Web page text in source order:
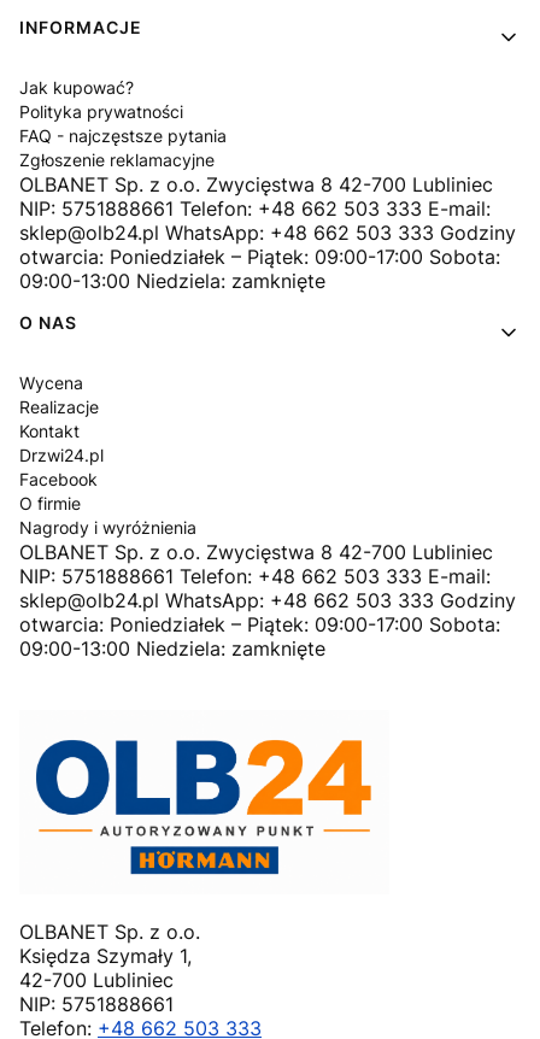
INFORMACJE
Jak kupować?
Polityka prywatności
FAQ - najczęstsze pytania
Zgłoszenie reklamacyjne
OLBANET Sp. z o.o. Zwycięstwa 8 42-700 Lubliniec
NIP: 5751888661 Telefon: +48 662 503 333 E-mail:
sklep@olb24.pl WhatsApp: +48 662 503 333 Godziny
otwarcia: Poniedziałek – Piątek: 09:00-17:00 Sobota:
09:00-13:00 Niedziela: zamknięte
O NAS
Wycena
Realizacje
Kontakt
Drzwi24.pl
Facebook
O firmie
Nagrody i wyróżnienia
OLBANET Sp. z o.o. Zwycięstwa 8 42-700 Lubliniec
NIP: 5751888661 Telefon: +48 662 503 333 E-mail:
sklep@olb24.pl WhatsApp: +48 662 503 333 Godziny
otwarcia: Poniedziałek – Piątek: 09:00-17:00 Sobota:
09:00-13:00 Niedziela: zamknięte
OLBANET Sp. z o.o.
Księdza Szymały 1,
42-700 Lubliniec
NIP: 5751888661
Telefon: +48 662 503 333